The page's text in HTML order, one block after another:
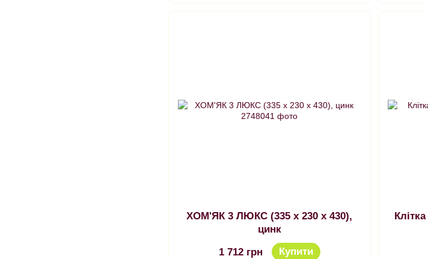
ХОМ'ЯК 3 ЛЮКС (335 х 230 х 430),
цинк
1 712 грн Купити
Клітка ЩУРИК фарба 575х300х315